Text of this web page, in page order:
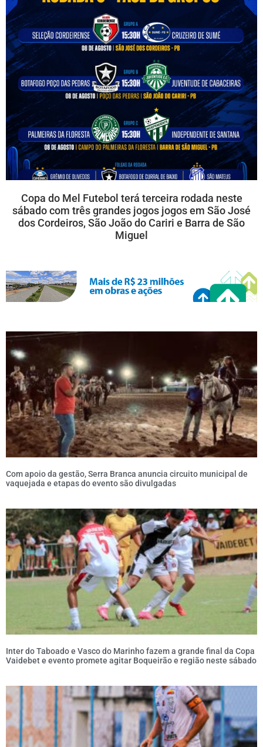
Copa do Mel Futebol terá terceira rodada neste
sábado com três grandes jogos jogos em São José
dos Cordeiros, São João do Cariri e Barra de São
Miguel
Com apoio da gestão, Serra Branca anuncia circuito municipal de
vaquejada e etapas do evento são divulgadas
Inter do Taboado e Vasco do Marinho fazem a grande final da Copa
Vaidebet e evento promete agitar Boqueirão e região neste sábado